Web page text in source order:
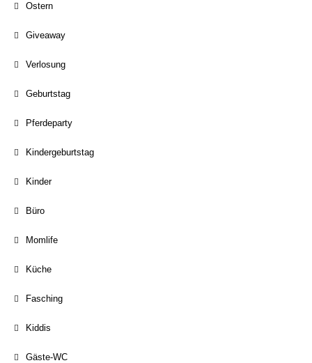
Ostern
Giveaway
Verlosung
Geburtstag
Pferdeparty
Kindergeburtstag
Kinder
Büro
Momlife
Küche
Fasching
Kiddis
Gäste-WC